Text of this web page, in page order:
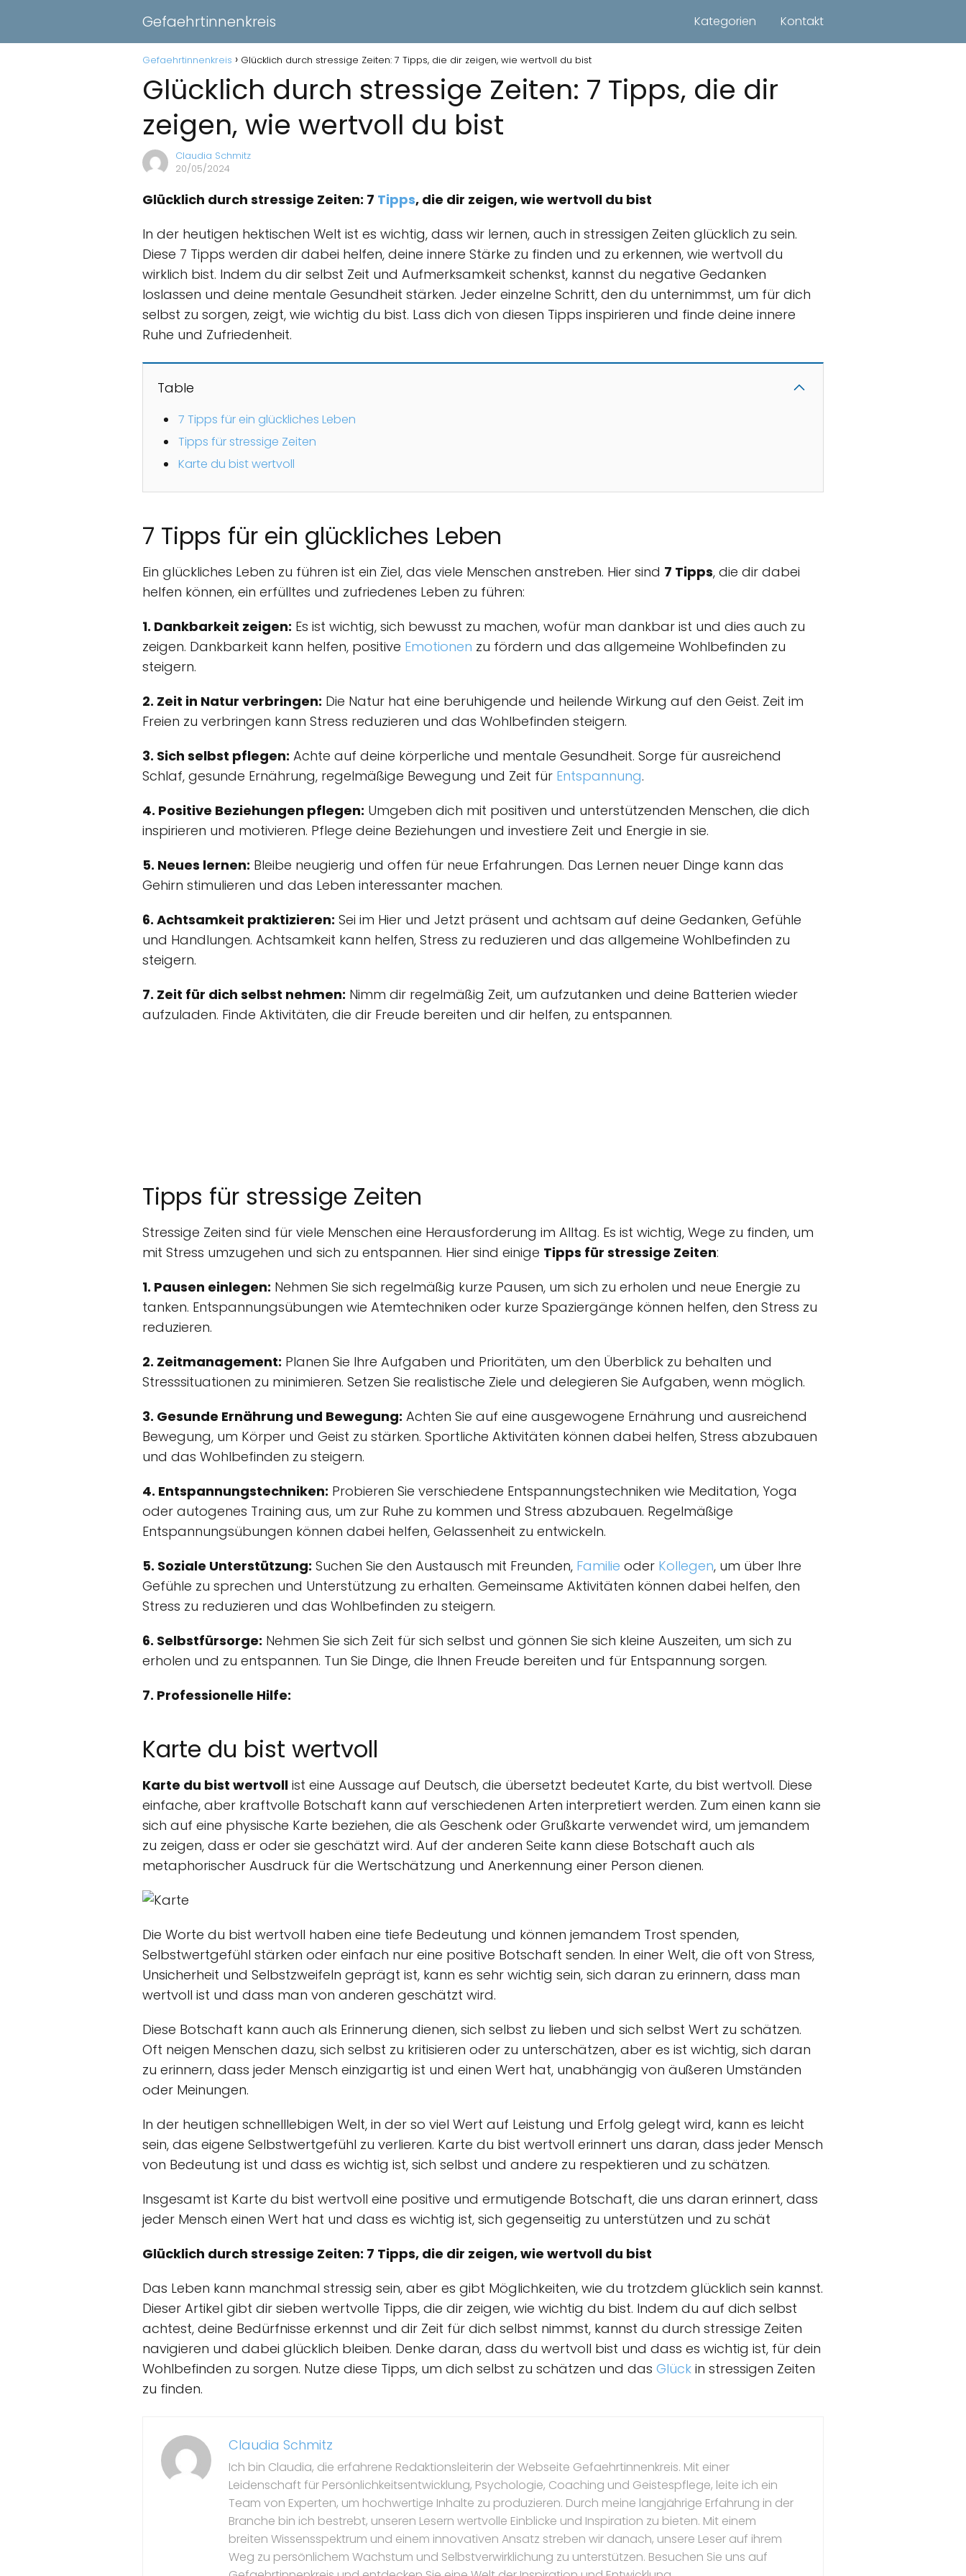
Gefaehrtinnenkreis Kategorien Kontakt
Gefaehrtinnenkreis Glücklich durch stressige Zeiten: 7 Tipps, die dir zeigen, wie wertvoll du bist
Glücklich durch stressige Zeiten: 7 Tipps, die dir
zeigen, wie wertvoll du bist
Claudia Schmitz
20/05/2024
Glücklich durch stressige Zeiten: 7 Tipps, die dir zeigen, wie wertvoll du bist
In der heutigen hektischen Welt ist es wichtig, dass wir lernen, auch in stressigen Zeiten glücklich zu sein.
Diese 7 Tipps werden dir dabei helfen, deine innere Stärke zu finden und zu erkennen, wie wertvoll du
wirklich bist. Indem du dir selbst Zeit und Aufmerksamkeit schenkst, kannst du negative Gedanken
loslassen und deine mentale Gesundheit stärken. Jeder einzelne Schritt, den du unternimmst, um für dich
selbst zu sorgen, zeigt, wie wichtig du bist. Lass dich von diesen Tipps inspirieren und finde deine innere
Ruhe und Zufriedenheit.
Table
7 Tipps für ein glückliches Leben
Tipps für stressige Zeiten
Karte du bist wertvoll
7 Tipps für ein glückliches Leben
Ein glückliches Leben zu führen ist ein Ziel, das viele Menschen anstreben. Hier sind 7 Tipps, die dir dabei
helfen können, ein erfülltes und zufriedenes Leben zu führen:
1. Dankbarkeit zeigen: Es ist wichtig, sich bewusst zu machen, wofür man dankbar ist und dies auch zu
zeigen. Dankbarkeit kann helfen, positive Emotionen zu fördern und das allgemeine Wohlbefinden zu
steigern.
2. Zeit in Natur verbringen: Die Natur hat eine beruhigende und heilende Wirkung auf den Geist. Zeit im
Freien zu verbringen kann Stress reduzieren und das Wohlbefinden steigern.
3. Sich selbst pflegen: Achte auf deine körperliche und mentale Gesundheit. Sorge für ausreichend
Schlaf, gesunde Ernährung, regelmäßige Bewegung und Zeit für Entspannung.
4. Positive Beziehungen pflegen: Umgeben dich mit positiven und unterstützenden Menschen, die dich
inspirieren und motivieren. Pflege deine Beziehungen und investiere Zeit und Energie in sie.
5. Neues lernen: Bleibe neugierig und offen für neue Erfahrungen. Das Lernen neuer Dinge kann das
Gehirn stimulieren und das Leben interessanter machen.
6. Achtsamkeit praktizieren: Sei im Hier und Jetzt präsent und achtsam auf deine Gedanken, Gefühle
und Handlungen. Achtsamkeit kann helfen, Stress zu reduzieren und das allgemeine Wohlbefinden zu
steigern.
7. Zeit für dich selbst nehmen: Nimm dir regelmäßig Zeit, um aufzutanken und deine Batterien wieder
aufzuladen. Finde Aktivitäten, die dir Freude bereiten und dir helfen, zu entspannen.
Tipps für stressige Zeiten
Stressige Zeiten sind für viele Menschen eine Herausforderung im Alltag. Es ist wichtig, Wege zu finden, um
mit Stress umzugehen und sich zu entspannen. Hier sind einige Tipps für stressige Zeiten:
1. Pausen einlegen: Nehmen Sie sich regelmäßig kurze Pausen, um sich zu erholen und neue Energie zu
tanken. Entspannungsübungen wie Atemtechniken oder kurze Spaziergänge können helfen, den Stress zu
reduzieren.
2. Zeitmanagement: Planen Sie Ihre Aufgaben und Prioritäten, um den Überblick zu behalten und
Stresssituationen zu minimieren. Setzen Sie realistische Ziele und delegieren Sie Aufgaben, wenn möglich.
3. Gesunde Ernährung und Bewegung: Achten Sie auf eine ausgewogene Ernährung und ausreichend
Bewegung, um Körper und Geist zu stärken. Sportliche Aktivitäten können dabei helfen, Stress abzubauen
und das Wohlbefinden zu steigern.
4. Entspannungstechniken: Probieren Sie verschiedene Entspannungstechniken wie Meditation, Yoga
oder autogenes Training aus, um zur Ruhe zu kommen und Stress abzubauen. Regelmäßige
Entspannungsübungen können dabei helfen, Gelassenheit zu entwickeln.
5. Soziale Unterstützung: Suchen Sie den Austausch mit Freunden, Familie oder Kollegen, um über Ihre
Gefühle zu sprechen und Unterstützung zu erhalten. Gemeinsame Aktivitäten können dabei helfen, den
Stress zu reduzieren und das Wohlbefinden zu steigern.
6. Selbstfürsorge: Nehmen Sie sich Zeit für sich selbst und gönnen Sie sich kleine Auszeiten, um sich zu
erholen und zu entspannen. Tun Sie Dinge, die Ihnen Freude bereiten und für Entspannung sorgen.
7. Professionelle Hilfe:
Karte du bist wertvoll
Karte du bist wertvoll ist eine Aussage auf Deutsch, die übersetzt bedeutet Karte, du bist wertvoll. Diese
einfache, aber kraftvolle Botschaft kann auf verschiedenen Arten interpretiert werden. Zum einen kann sie
sich auf eine physische Karte beziehen, die als Geschenk oder Grußkarte verwendet wird, um jemandem
zu zeigen, dass er oder sie geschätzt wird. Auf der anderen Seite kann diese Botschaft auch als
metaphorischer Ausdruck für die Wertschätzung und Anerkennung einer Person dienen.
Die Worte du bist wertvoll haben eine tiefe Bedeutung und können jemandem Trost spenden,
Selbstwertgefühl stärken oder einfach nur eine positive Botschaft senden. In einer Welt, die oft von Stress,
Unsicherheit und Selbstzweifeln geprägt ist, kann es sehr wichtig sein, sich daran zu erinnern, dass man
wertvoll ist und dass man von anderen geschätzt wird.
Diese Botschaft kann auch als Erinnerung dienen, sich selbst zu lieben und sich selbst Wert zu schätzen.
Oft neigen Menschen dazu, sich selbst zu kritisieren oder zu unterschätzen, aber es ist wichtig, sich daran
zu erinnern, dass jeder Mensch einzigartig ist und einen Wert hat, unabhängig von äußeren Umständen
oder Meinungen.
In der heutigen schnelllebigen Welt, in der so viel Wert auf Leistung und Erfolg gelegt wird, kann es leicht
sein, das eigene Selbstwertgefühl zu verlieren. Karte du bist wertvoll erinnert uns daran, dass jeder Mensch
von Bedeutung ist und dass es wichtig ist, sich selbst und andere zu respektieren und zu schätzen.
Insgesamt ist Karte du bist wertvoll eine positive und ermutigende Botschaft, die uns daran erinnert, dass
jeder Mensch einen Wert hat und dass es wichtig ist, sich gegenseitig zu unterstützen und zu schät
Glücklich durch stressige Zeiten: 7 Tipps, die dir zeigen, wie wertvoll du bist
Das Leben kann manchmal stressig sein, aber es gibt Möglichkeiten, wie du trotzdem glücklich sein kannst.
Dieser Artikel gibt dir sieben wertvolle Tipps, die dir zeigen, wie wichtig du bist. Indem du auf dich selbst
achtest, deine Bedürfnisse erkennst und dir Zeit für dich selbst nimmst, kannst du durch stressige Zeiten
navigieren und dabei glücklich bleiben. Denke daran, dass du wertvoll bist und dass es wichtig ist, für dein
Wohlbefinden zu sorgen. Nutze diese Tipps, um dich selbst zu schätzen und das Glück in stressigen Zeiten
zu finden.
Claudia Schmitz
Ich bin Claudia, die erfahrene Redaktionsleiterin der Webseite Gefaehrtinnenkreis. Mit einer
Leidenschaft für Persönlichkeitsentwicklung, Psychologie, Coaching und Geistespflege, leite ich ein
Team von Experten, um hochwertige Inhalte zu produzieren. Durch meine langjährige Erfahrung in der
Branche bin ich bestrebt, unseren Lesern wertvolle Einblicke und Inspiration zu bieten. Mit einem
breiten Wissensspektrum und einem innovativen Ansatz streben wir danach, unsere Leser auf ihrem
Weg zu persönlichem Wachstum und Selbstverwirklichung zu unterstützen. Besuchen Sie uns auf